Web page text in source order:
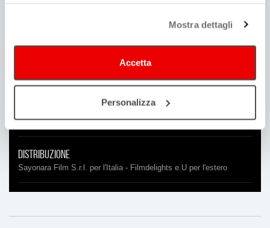
Mostra dettagli
Accetta
Personalizza
Guastalla, azienda agricola Il Bettolino, Cervia
Distribuzione
Sayonara Film S.r.l. per l'Italia - Filmdelights e.U per l'estero